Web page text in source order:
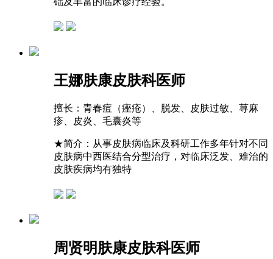
王娜肤康皮肤科医师
擅长： 青春痘（痤疮）、脱发、皮肤过敏、荨麻
疹、皮炎、毛囊炎等
★简介：从事皮肤病临床及科研工作多年针对不同
皮肤病中西医结合分型治疗，对临床泛发、难治的
皮肤疾病均有独特
周贤明肤康皮肤科医师